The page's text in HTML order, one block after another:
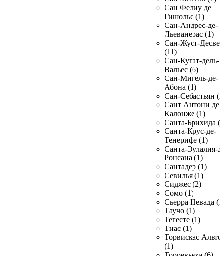
Сан Фелиу де
Гишольс (1)
Сан-Андрес-де-
Льеванерас (1)
Сан-Жуст-
(11)
Сан-Кугат-дель-
Вальес (6)
Сан-Мигель-де-
Абона (1)
Сан-Себастьян
Сант Антони де
Калонже (1)
Санта-Брихида
Санта-Крус-де-
Тенерифе (1)
Санта-Эулалия-
Ронсана (1)
Сантадер (1)
Севилья (1)
Сиджес (2)
Сомо (1)
Сьерра Невада
Таучо (1)
Тегесте (1)
Тиас (1)
Торвискас
(1)